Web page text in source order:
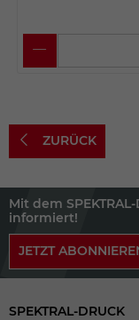
ZURÜCK
Mit dem
informiert!
JETZT
SPEKTRAL-DRUCK